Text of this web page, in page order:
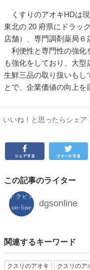
くすりのアオキHDは現
東北の 20 府県にドラッ
店舗）、専門調剤薬局６
利便性と専門性の強化
も強化をしており、大型
生鮮三品の取り扱いもし
とで、企業価値の向上を
いいね！と思ったらシェア
この記事のライター
dgsonline
関連するキーワード
クスリのアオキ クスリのア